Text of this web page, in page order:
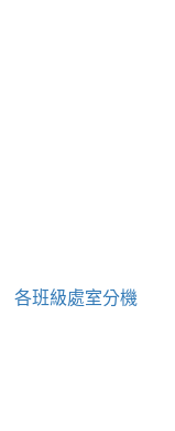
各班級處室分機